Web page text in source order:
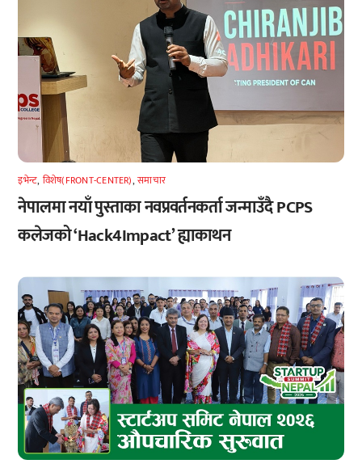
इभेन्ट, विशेष(FRONT-CENTER),समाचार
नेपालमा नयाँ पुस्ताका नवप्रवर्तनकर्ता जन्माउँदै PCPS
कलेजको ‘Hack4Impact’ ह्याकाथन